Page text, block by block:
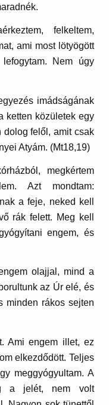
felkeltem,
ami most lötyögött
Nem úgy
imádságának
ketten közületek egy
dolog felől, amit csak
Atyám. (Mt18,19)
megkértem
Azt mondtam:
a feje, neked kell
rák felett. Meg kell
engem, és
olajjal, mind a
az Úr elé, és
minden rákos sejten
Ami engem illet, ez
elkezdődött. Teljes
meggyógyultam. A
a jelét, nem volt